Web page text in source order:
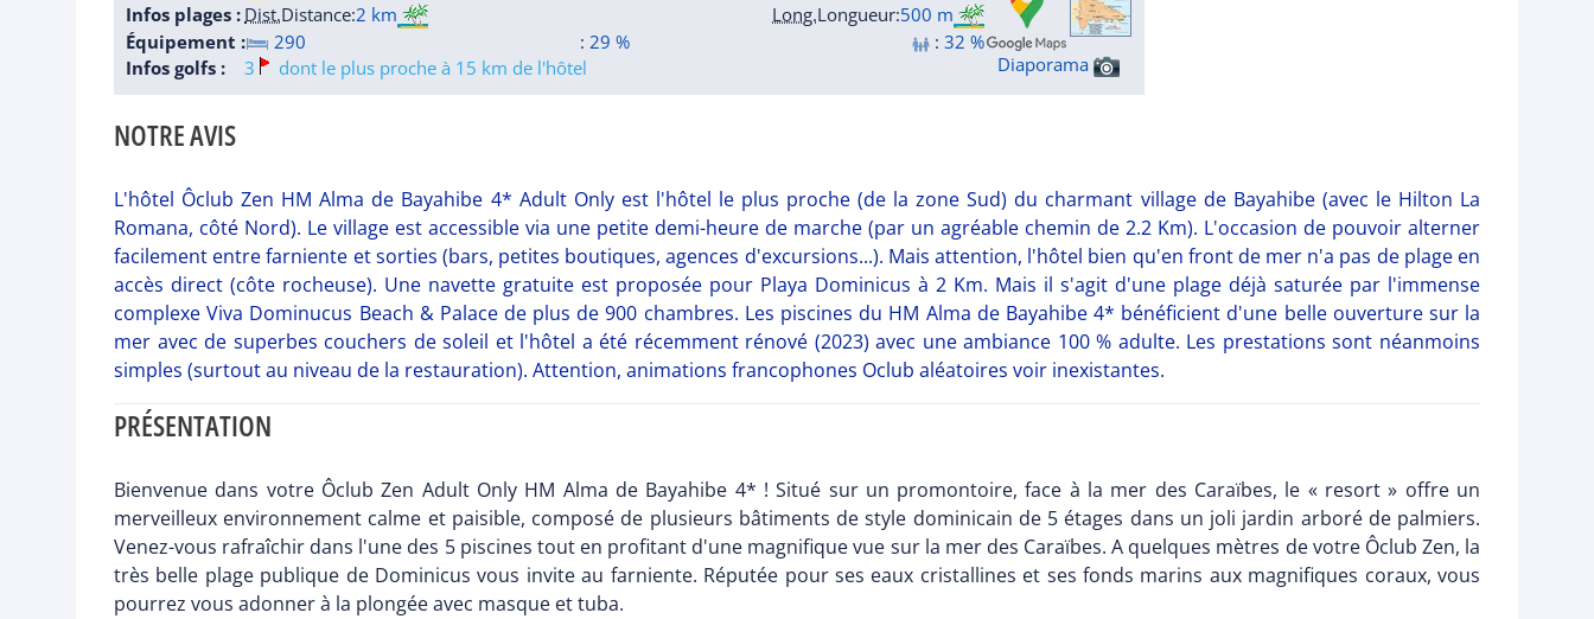
Infos plages : Dist.Distance:2 km Long.Longueur:500 m
Équipement :
290 : 29 % :32 %
Infos golfs :
3 dont le plus proche à 15 km de l'hôtel Diaporama
NOTRE AVIS
L'hôtel Ôclub Zen HM Alma de Bayahibe 4* Adult Only est l'hôtel le plus proche (de la zone Sud) du charmant village de Bayahibe (avec le Hilton La
Romana, côté Nord). Le village est accessible via une petite demi-heure de marche (par un agréable chemin de 2.2 Km). L'occasion de pouvoir alterner
facilement entre farniente et sorties (bars, petites boutiques, agences d'excursions...). Mais attention, l'hôtel bien qu'en front de mer n'a pas de plage en
accès direct (côte rocheuse). Une navette gratuite est proposée pour Playa Dominicus à 2 Km. Mais il s'agit d'une plage déjà saturée par l'immense
complexe Viva Dominucus Beach & Palace de plus de 900 chambres. Les piscines du HM Alma de Bayahibe 4* bénéficient d'une belle ouverture sur la
mer avec de superbes couchers de soleil et l'hôtel a été récemment rénové (2023) avec une ambiance 100 % adulte. Les prestations sont néanmoins
simples (surtout au niveau de la restauration). Attention, animations francophones Oclub aléatoires voir inexistantes.
PRÉSENTATION
Bienvenue dans votre Ôclub Zen Adult Only HM Alma de Bayahibe 4* ! Situé sur un promontoire, face à la mer des Caraïbes, le « resort » offre un
merveilleux environnement calme et paisible, composé de plusieurs bâtiments de style dominicain de 5 étages dans un joli jardin arboré de palmiers.
Venez-vous rafraîchir dans l'une des 5 piscines tout en profitant d'une magnifique vue sur la mer des Caraïbes. A quelques mètres de votre Ôclub Zen, la
très belle plage publique de Dominicus vous invite au farniente. Réputée pour ses eaux cristallines et ses fonds marins aux magnifiques coraux, vous
pourrez vous adonner à la plongée avec masque et tuba.